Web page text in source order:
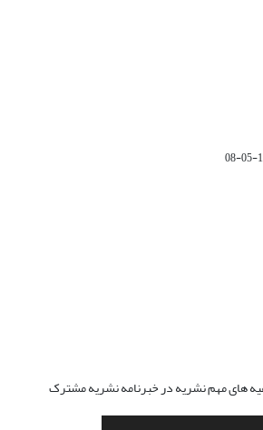
های مهم نشریه در خبرنامه نشریه مشترک